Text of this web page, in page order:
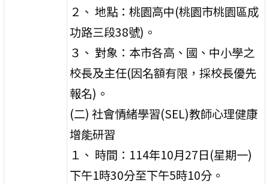
２、 地點：桃園高中(桃園市桃園區成
功路三段38號)。
３、 對象：本市各高、國、中小學之
校長及主任(因名額有限，採校長優先
報名)。
(二) 社會情緒學習(SEL)教師心理健康
增能研習
１、 時間：114年10月27日(星期一)
下午1時30分至下午5時10分。